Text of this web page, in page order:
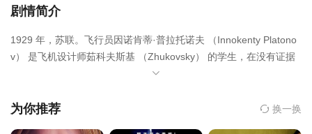
剧情简介
1929 年，苏联。飞行员因诺肯蒂·普拉托诺夫 （Innokenty Platono
v） 是飞机设计师茹科夫斯基 （Zhukovsky） 的学生，在没有证据
的情况下被指控谋杀线人扎雷茨基。普拉东诺夫最终来到了索洛维
一个世纪后的 2025 年，杰出科学家康斯坦丁·盖格 （Konstantin G
为你推荐 换一换